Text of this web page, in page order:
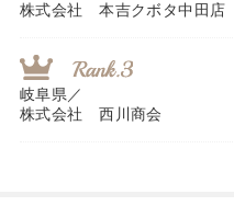
株式会社 本吉クボタ中田店
岐阜県／
株式会社 西川商会